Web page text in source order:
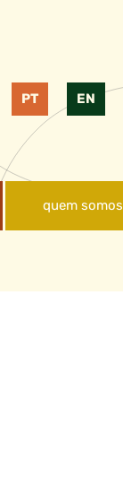
PT EN
quem somos